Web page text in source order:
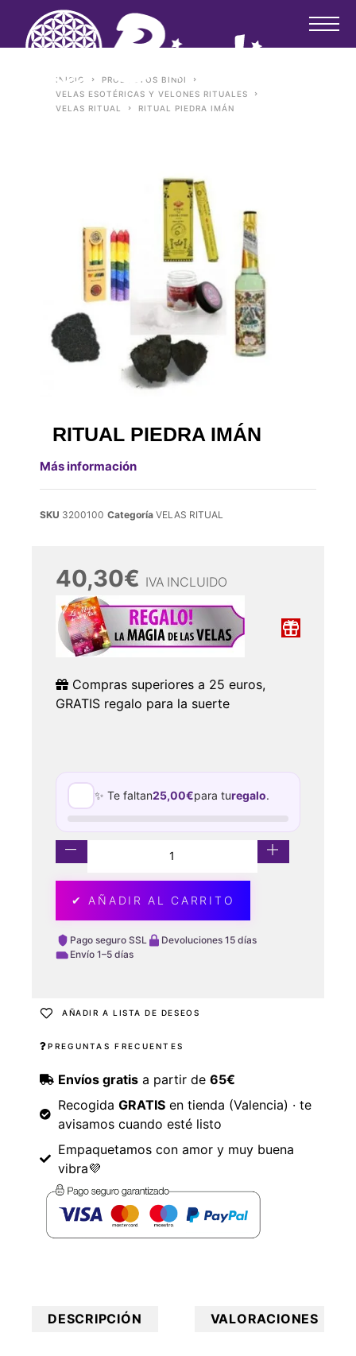
INICIO
PRODUCTOS BINDI
VELAS ESOTÉRICAS Y VELONES RITUALES
VELAS RITUAL
RITUAL PIEDRA IMÁN
RITUAL PIEDRA IMÁN
Más información
SKU 3200100 Categoría VELAS RITUAL
40,30€ IVA INCLUIDO
Compras superiores a 25 euros,
GRATIS regalo para la suerte
✨ Te faltan25,00€para turegalo.
✔ AÑADIR AL CARRITO
Pago seguro SSL
Devoluciones 15 días
Envío 1–5 días
AÑADIR A LISTA DE DESEOS
PREGUNTAS FRECUENTES
Envíos gratisa partir de 65€
Recogida GRATISen tienda (Valencia) · te
avisamos cuando esté listo
Empaquetamos con amor y muy buena
vibra💜
DESCRIPCIÓN VALORACIONES